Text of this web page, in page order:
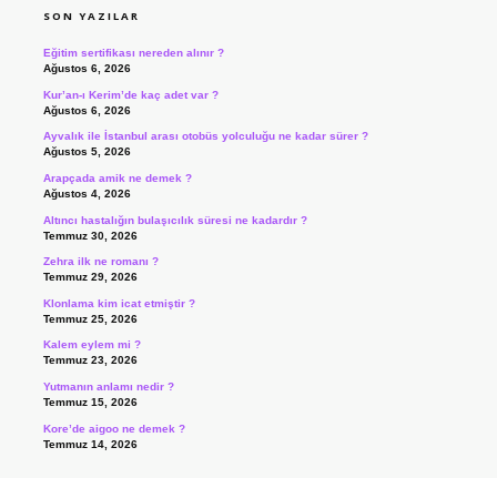
SON YAZILAR
Eğitim sertifikası nereden alınır ?
Ağustos 6, 2026
Kur’an-ı Kerim’de kaç adet var ?
Ağustos 6, 2026
Ayvalık ile İstanbul arası otobüs yolculuğu ne kadar sürer ?
Ağustos 5, 2026
Arapçada amik ne demek ?
Ağustos 4, 2026
Altıncı hastalığın bulaşıcılık süresi ne kadardır ?
Temmuz 30, 2026
Zehra ilk ne romanı ?
Temmuz 29, 2026
Klonlama kim icat etmiştir ?
Temmuz 25, 2026
Kalem eylem mi ?
Temmuz 23, 2026
Yutmanın anlamı nedir ?
Temmuz 15, 2026
Kore’de aigoo ne demek ?
Temmuz 14, 2026